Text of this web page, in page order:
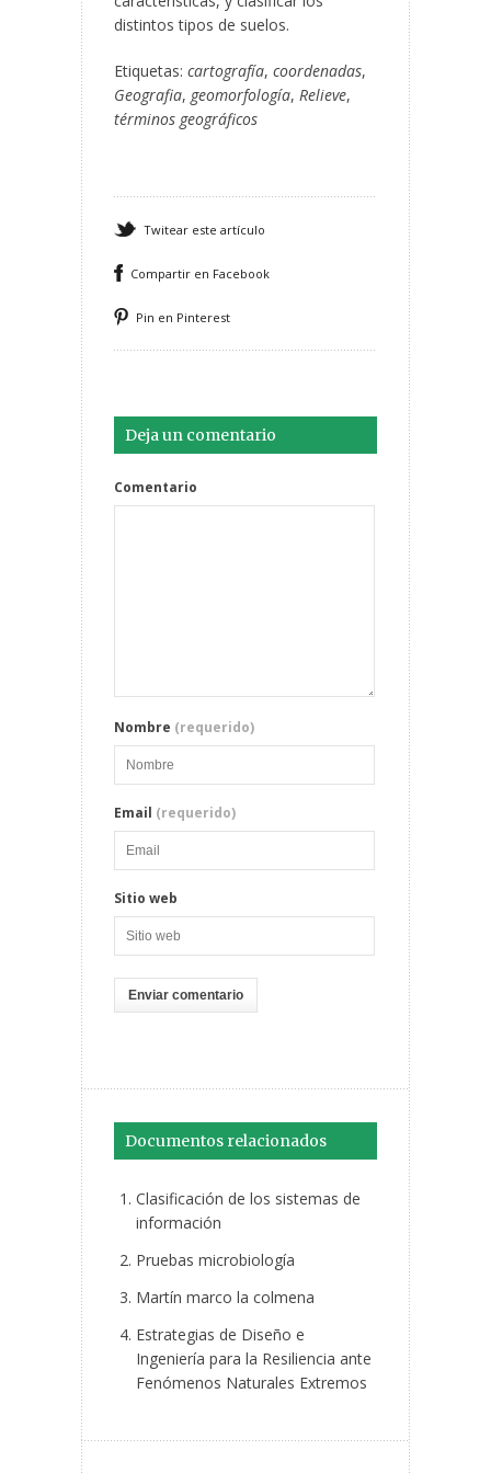
distintos tipos de suelos.
Etiquetas: cartografía, coordenadas,
Geografia, geomorfología, Relieve,
términos geográficos
Twitear este artículo
Compartir en Facebook
Pin en Pinterest
Deja un comentario
Comentario
Nombre (requerido)
Email (requerido)
Sitio web
Documentos relacionados
Clasificación de los sistemas de
información
Pruebas microbiología
Martín marco la colmena
Estrategias de Diseño e
Ingeniería para la Resiliencia ante
Fenómenos Naturales Extremos